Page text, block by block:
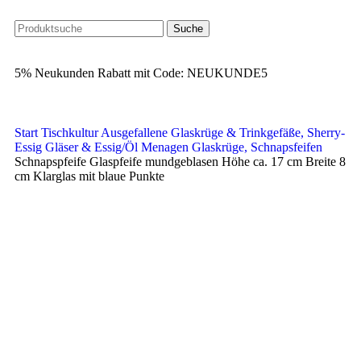
Suche
5% Neukunden Rabatt mit Code: NEUKUNDE5
Start Tischkultur Ausgefallene Glaskrüge & Trinkgefäße, Sherry-
Essig Gläser & Essig/Öl Menagen Glaskrüge, Schnapsfeifen
Schnapspfeife Glaspfeife mundgeblasen Höhe ca. 17 cm Breite 8
cm Klarglas mit blaue Punkte